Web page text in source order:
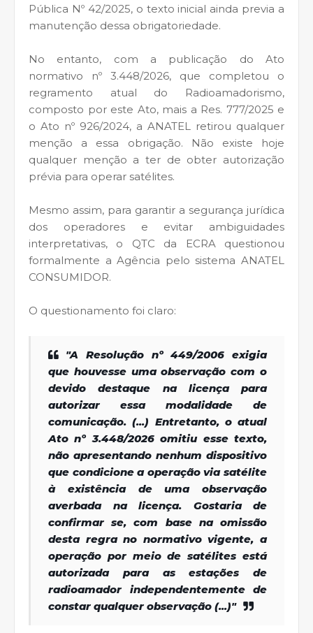
Pública Nº 42/2025, o texto inicial ainda previa a
manutenção dessa obrigatoriedade.
No entanto, com a publicação do Ato
normativo nº 3.448/2026, que completou o
regramento atual do Radioamadorismo,
composto por este Ato, mais a Res. 777/2025 e
o Ato nº 926/2024, a ANATEL retirou qualquer
menção a essa obrigação. Não existe hoje
qualquer menção a ter de obter autorização
prévia para operar satélites.
Mesmo assim, para garantir a segurança jurídica
dos operadores e evitar ambiguidades
interpretativas, o QTC da ECRA questionou
formalmente a Agência pelo sistema ANATEL
CONSUMIDOR.
O questionamento foi claro:
"A Resolução nº 449/2006 exigia
que houvesse uma observação com o
devido destaque na licença para
autorizar essa modalidade de
comunicação. (...) Entretanto, o atual
Ato nº 3.448/2026 omitiu esse texto,
não apresentando nenhum dispositivo
que condicione a operação via satélite
à existência de uma observação
averbada na licença. Gostaria de
confirmar se, com base na omissão
desta regra no normativo vigente, a
operação por meio de satélites está
autorizada para as estações de
radioamador independentemente de
constar qualquer observação (...)"